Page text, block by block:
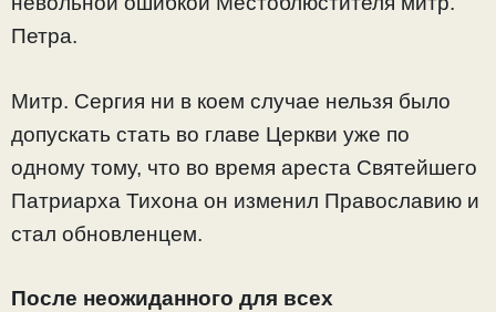
Петра.
Митр. Сергия ни в коем случае нельзя было
допускать стать во главе Церкви уже по
одному тому, что во время ареста Святейшего
Патриарха Тихона он изменил Православию и
стал обновленцем.
После неожиданного для всех